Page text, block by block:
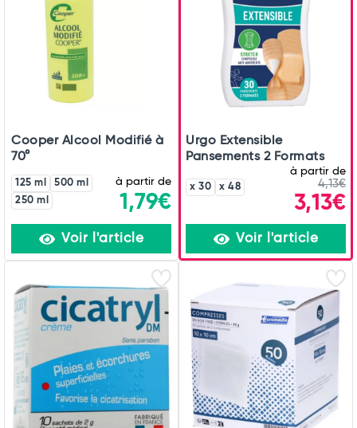
Cooper Alcool Modifié à
70°
125 ml
500 ml
250 ml
à partir de
1,79€
Voir l'article
Urgo Extensible
Pansements 2 Formats
x 30 x 48
à partir de
4,13€
3,13€
Voir l'article